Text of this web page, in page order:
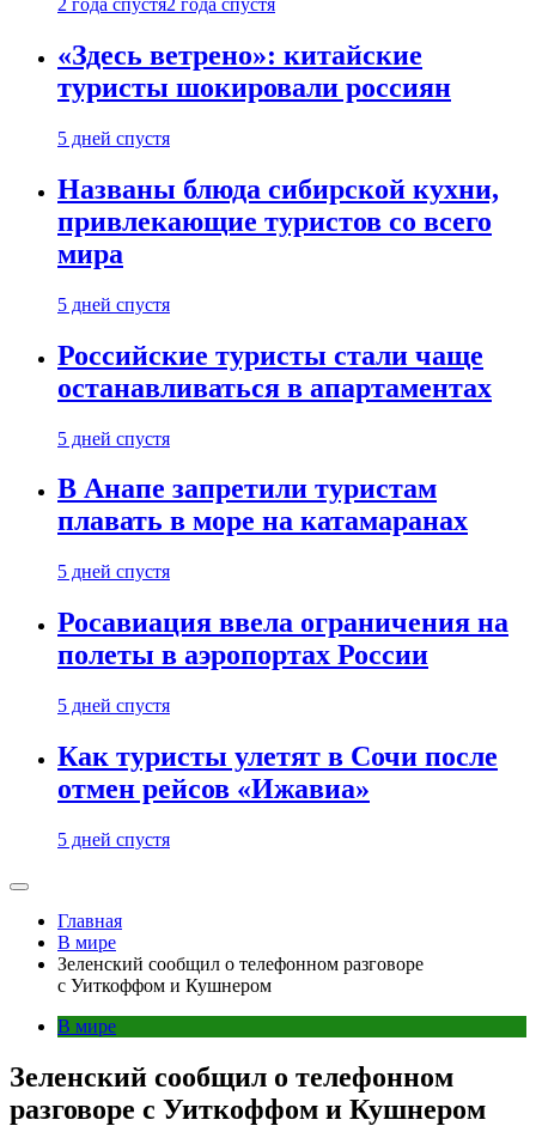
2 года спустя2 года спустя
«Здесь ветрено»: китайские
туристы шокировали россиян
5 дней спустя
Названы блюда сибирской кухни,
привлекающие туристов со всего
мира
5 дней спустя
Российские туристы стали чаще
останавливаться в апартаментах
5 дней спустя
В Анапе запретили туристам
плавать в море на катамаранах
5 дней спустя
Росавиация ввела ограничения на
полеты в аэропортах России
5 дней спустя
Как туристы улетят в Сочи после
отмен рейсов «Ижавиа»
5 дней спустя
Главная
В мире
Зеленский сообщил о телефонном разговоре
с Уиткоффом и Кушнером
В мире
Зеленский сообщил о телефонном
разговоре с Уиткоффом и Кушнером